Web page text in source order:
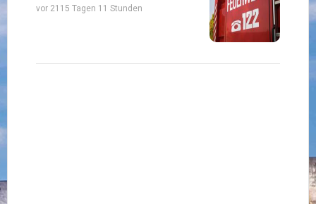
vor 2115 Tagen 11 Stunden